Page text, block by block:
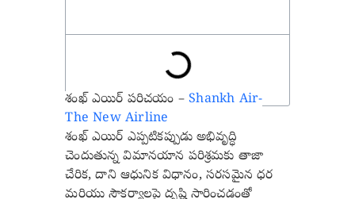
శంఖ్ ఎయిర్ పరిచయం –Shankh Air-
The New Airline
శంఖ్ ఎయిర్ ఎప్పటికప్పుడు అభివృద్ధి
చెందుతున్న విమానయాన పరిశ్రమకు తాజా
చేరిక, దాని ఆధునిక విధానం, సరసమైన ధర
మరియు సౌకర్యాలపై దృష్టి సారించడంతో